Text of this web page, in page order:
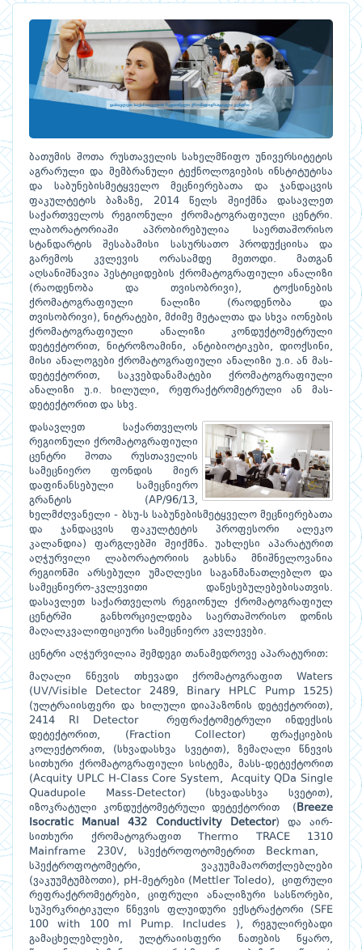
ბათუმის შოთა რუსთაველის სახელმწიფო უნივერსიტეტის
აგრარული და მემბრანული ტექნოლოგიების ინსტიტუტისა
და საბუნებისმეტყველო მეცნიერებათა და ჯანდაცვის
ფაკულტეტის ბაზაზე, 2014 წელს შეიქმნა დასავლეთ
საქართველოს რეგიონული ქრომატოგრაფიული ცენტრი.
ლაბორატორიაში აპრობირებულია საერთაშორისო
სტანდარტის შესაბამისი სასურსათო პროდუქციისა და
გარემოს კვლევის ორასამდე მეთოდი. მათგან
აღსანიშნავია პესტიციდების ქრომატოგრაფიული ანალიზი
(რაოდენობა და თვისობრივი), ტოქსინების
ქრომატოგრაფიული ნალიზი (რაოდენობა და
თვისობრივი), ნიტრატები, მძიმე მეტალთა და სხვა იონების
ქრომატოგრაფიული ანალიზი კონდუქტომეტრული
დეტექტორით, ნიტროზოამინი, ანტიბიოტიკები, დიოქსინი,
მისი ანალოგები ქრომატოგრაფიული ანალიზი უ.ი. ან მას-
დეტექტორით, საკვებდანამატები ქრომატოგრაფიული
ანალიზი უ.ი. ხილული, რეფრაქტრომეტრული ან მას-
დეტექტორით და სხვ.
დასავლეთ საქართველოს
რეგიონული ქრომატოგრაფიული
ცენტრი შოთა რუსთაველის
სამეცნიერო ფონდის მიერ
დაფინანსებული სამეცნიერო
გრანტის (AP/96/13,
ხელმძღვანელი - ბსუ-ს საბუნებისმეტყველო მეცნიერებათა
და ჯანდაცვის ფაკულტეტის პროფესორი ალეკო
კალანდია) ფარგლებში შეიქმნა. უახლესი აპარატურით
აღჭურვილი ლაბორატორიის გახსნა მნიშნელოვანია
რეგიონში არსებული უმაღლესი საგანმანათლებლო და
სამეცნიერო-კვლევითი დაწესებულებებისათვის.
დასავლეთ საქართველოს რეგიონულ ქრომატოგრაფიულ
ცენტრში განხორციელდება საერთაშორისო დონის
მაღალკვალიფიციური სამეცნიერო კვლევები.
ცენტრი აღჭურვილია შემდეგი თანამედროვე აპარატურით:
მაღალი წნევის თხევადი ქრომატოგრაფით Waters
(UV/Visible Detector 2489, Binary HPLC Pump 1525)
(ულტრაიისფერი და ხილული დიაპაზონის დეტექტორით),
2414 RI Detector რეფრაქტომეტრული ინდექსის
დეტექტორით, (Fraction Collector) ფრაქციების
კოლექტორით, (სხვადასხვა სვეტით), ზემაღალი წნევის
სითხური ქრომატოგრაფიული სისტემა, მასს-დეტექტორით
(Acquity UPLC H-Class Core System, Acquity QDa Single
Quadupole Mass-Detector) (სხვადასხვა სვეტით),
იზოკრატული კონდუქტომეტრული დეტექტორით ( Breeze
Isocratic Manual 432 Conductivity Detector) და აირ-
სითხური ქრომატოგრაფით Thermo TRACE 1310
Mainframe 230V, სპექტროფოტომეტრით Beckman,
სპექტროფოტომეტრი, ვაკუუმამაორთქლებლები
(ვაკუუმტუმბოთი), pH-მეტრები (Mettler Toledo), ციფრული
რეფრაქტრომეტრები, ციფრული ანალიზური სასწორები,
სუპერკრიტიკული წნევის ფლუიდური ექსტრაქტორი (SFE
100 with 100 ml Pump. Includes ), რეგულირებადი
გამაცხელებლები, ულტრაიისფერი ნათების წყარო,